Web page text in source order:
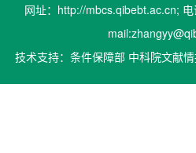
网址：http://mbcs.qibebt.ac.cn;
技术支持：条件保障部 中科院文献